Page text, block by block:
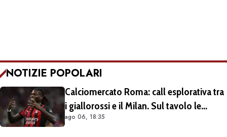
NOTIZIE POPOLARI
Calciomercato Roma: call esplorativa tra
i giallorossi e il Milan. Sul tavolo le
situazioni di Leao e Soulé
ago 06, 18:35